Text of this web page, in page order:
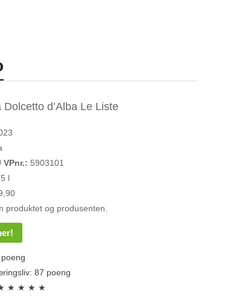
Dolcetto d’Alba Le Liste
VPnr.: 5903101
l
produktet og produsenten.
87 poeng
★ ★ ★ ★ ★